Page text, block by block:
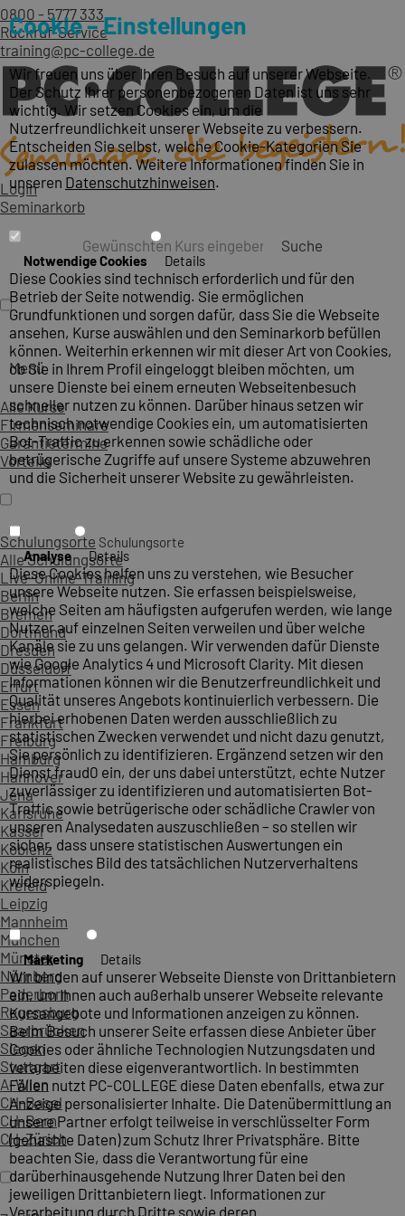
0800 - 5777 333
Rückruf-Service
training@pc-college.de
Login
Seminarkorb
Suche
Menü
Alle Kurse
Firmenseminare
Garantietermine
Vorteile
Schulungsorte Schulungsorte
Alle Schulungsorte
Live-Online-Training
Berlin
Bremen
Dortmund
Dresden
Düsseldorf
Erfurt
Essen
Frankfurt
Freiburg
Hamburg
Hannover
Jena
Karlsruhe
Kassel
Koblenz
Köln
Krefeld
Leipzig
Mannheim
München
Münster
Nürnberg
Paderborn
Regensburg
Saarbrücken
Siegen
Stuttgart
A-Wien
CH-Basel
CH-Bern
CH-Zürich
Cookie – Einstellungen
Wir freuen uns über Ihren Besuch auf unserer Webseite.
Der Schutz Ihrer personenbezogenen Daten ist uns sehr
wichtig. Wir setzen Cookies ein, um die
Nutzerfreundlichkeit unserer Webseite zu verbessern.
Entscheiden Sie selbst, welche Cookie-Kategorien Sie
zulassen möchten. Weitere Informationen finden Sie in
unseren Datenschutzhinweisen.
Notwendige Cookies Details
Diese Cookies sind technisch erforderlich und für den
Betrieb der Seite notwendig. Sie ermöglichen
Grundfunktionen und sorgen dafür, dass Sie die Webseite
ansehen, Kurse auswählen und den Seminarkorb befüllen
können. Weiterhin erkennen wir mit dieser Art von Cookies,
ob Sie in Ihrem Profil eingeloggt bleiben möchten, um
unsere Dienste bei einem erneuten Webseitenbesuch
schneller nutzen zu können. Darüber hinaus setzen wir
technisch notwendige Cookies ein, um automatisierten
Bot-Traffic zu erkennen sowie schädliche oder
betrügerische Zugriffe auf unsere Systeme abzuwehren
und die Sicherheit unserer Website zu gewährleisten.
Analyse Details
Diese Cookies helfen uns zu verstehen, wie Besucher
unsere Webseite nutzen. Sie erfassen beispielsweise,
welche Seiten am häufigsten aufgerufen werden, wie lange
Nutzer auf einzelnen Seiten verweilen und über welche
Kanäle sie zu uns gelangen. Wir verwenden dafür Dienste
wie Google Analytics 4 und Microsoft Clarity. Mit diesen
Informationen können wir die Benutzerfreundlichkeit und
Qualität unseres Angebots kontinuierlich verbessern. Die
hierbei erhobenen Daten werden ausschließlich zu
statistischen Zwecken verwendet und nicht dazu genutzt,
Sie persönlich zu identifizieren. Ergänzend setzen wir den
Dienst fraud0 ein, der uns dabei unterstützt, echte Nutzer
zuverlässiger zu identifizieren und automatisierten Bot-
Traffic sowie betrügerische oder schädliche Crawler von
unseren Analysedaten auszuschließen – so stellen wir
sicher, dass unsere statistischen Auswertungen ein
realistisches Bild des tatsächlichen Nutzerverhaltens
widerspiegeln.
Marketing Details
Wir binden auf unserer Webseite Dienste von Drittanbietern
ein, um Ihnen auch außerhalb unserer Webseite relevante
Kursangebote und Informationen anzeigen zu können.
Beim Besuch unserer Seite erfassen diese Anbieter über
Cookies oder ähnliche Technologien Nutzungsdaten und
verarbeiten diese eigenverantwortlich. In bestimmten
Fällen nutzt PC-COLLEGE diese Daten ebenfalls, etwa zur
Anzeige personalisierter Inhalte. Die Datenübermittlung an
unsere Partner erfolgt teilweise in verschlüsselter Form
(gehashte Daten) zum Schutz Ihrer Privatsphäre. Bitte
beachten Sie, dass die Verantwortung für eine
darüberhinausgehende Nutzung Ihrer Daten bei den
jeweiligen Drittanbietern liegt. Informationen zur
Verarbeitung durch Dritte sowie deren